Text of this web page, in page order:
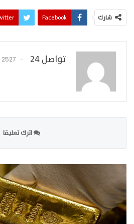
شارك Facebook
تواصل 24 2527 المشاركات
اترك تعليقا